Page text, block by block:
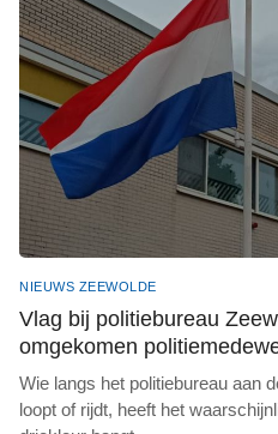
NIEUWS ZEEWOLDE
Vlag bij politiebureau
omgekomen
Wie langs het politiebureau aan
loopt of rijdt, heeft het